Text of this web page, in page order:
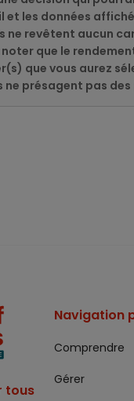
et les données
ne revêtent aucun
noter que le
que vous aurez
ne présagent pas
tous
Navigation
Comprendre
Gérer